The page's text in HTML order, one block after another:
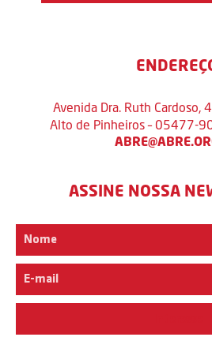
Avenida Dra. Ruth Cardoso,
Alto de Pinheiros – 05477-
ASSINE NOSSA